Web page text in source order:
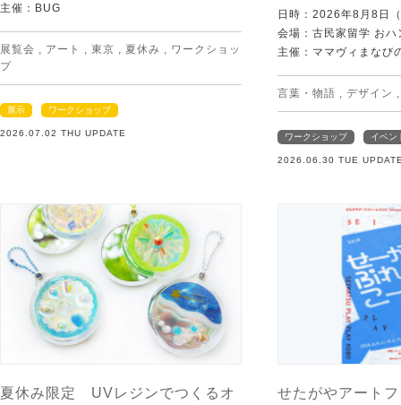
主催：BUG
展覧会 アート 東京 夏休み
ワークショッ
プ
展示 ワークショップ
2026.07.02 THU UPDATE
日時：2026年8月8日
会場：古民家留学 おハ
主催：ママヴィまなび
言葉・物語 デザイン
ワークショップ イベン
2026.06.30 TUE
夏休み限定 UVレジンでつくるオ
せたがやアート